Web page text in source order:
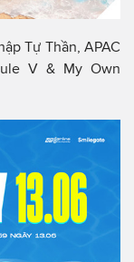
Tự Thần, APAC
V & My Own